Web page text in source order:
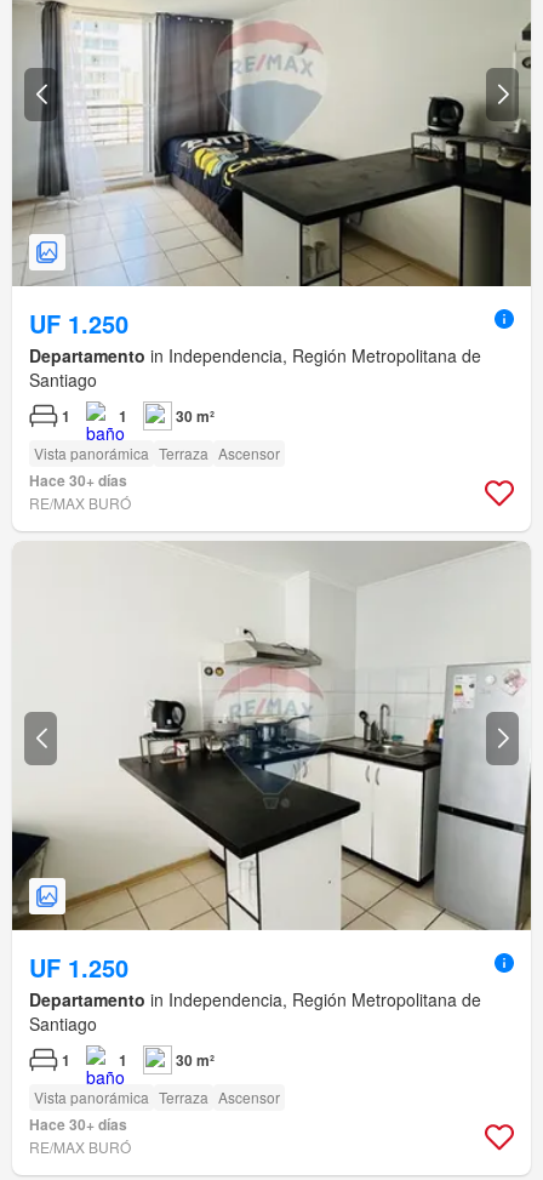
UF 1.250
Departamento in Independencia, Región Metropolitana de
Santiago
1 1 30 m²
Vista panorámica Terraza Ascensor
Hace 30+ días
RE/MAX BURÓ
UF 1.250
Departamento in Independencia, Región Metropolitana de
Santiago
1 1 30 m²
Vista panorámica Terraza Ascensor
Hace 30+ días
RE/MAX BURÓ